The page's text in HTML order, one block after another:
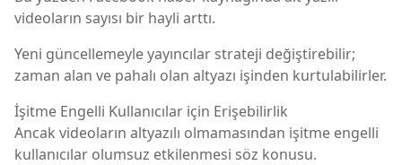
videoların sayısı bir hayli arttı.
Yeni güncellemeyle yayıncılar strateji değiştirebilir;
zaman alan ve pahalı olan altyazı işinden kurtulabilirler.
İşitme Engelli Kullanıcılar için Erişebilirlik
Ancak videoların altyazılı olmamasından işitme engelli
kullanıcılar olumsuz etkilenmesi söz konusu.